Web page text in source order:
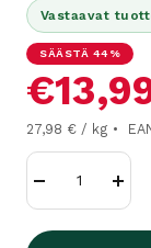
Vastaavat
SÄÄSTÄ 44%
27,98 € / kg
Lisää